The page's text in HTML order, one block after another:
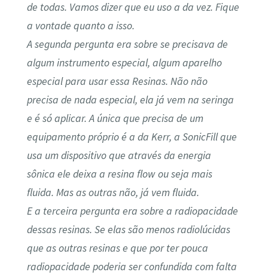
de todas. Vamos dizer que eu uso a da vez. Fique
a vontade quanto a isso.
A segunda pergunta era sobre se precisava de
algum instrumento especial, algum aparelho
especial para usar essa Resinas. Não não
precisa de nada especial, ela já vem na seringa
e é só aplicar. A única que precisa de um
equipamento próprio é a da Kerr, a SonicFill que
usa um dispositivo que através da energia
sônica ele deixa a resina flow ou seja mais
fluida. Mas as outras não, já vem fluida.
E a terceira pergunta era sobre a radiopacidade
dessas resinas. Se elas são menos radiolúcidas
que as outras resinas e que por ter pouca
radiopacidade poderia ser confundida com falta